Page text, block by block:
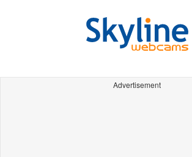
Advertisement